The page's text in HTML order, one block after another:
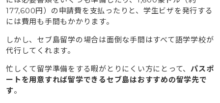
177,600円）の申請費を支払ったりと、学生ビザを発行する
には費用も手間もかかります。
しかし、セブ島留学の場合は面倒な手間はすべて語学学校が
代行してくれます。
忙しくて留学準備をする暇がとりにくい方にとって、 パスポ
ートを用意すれば留学できるセブ島はおすすめの留学先で
す。